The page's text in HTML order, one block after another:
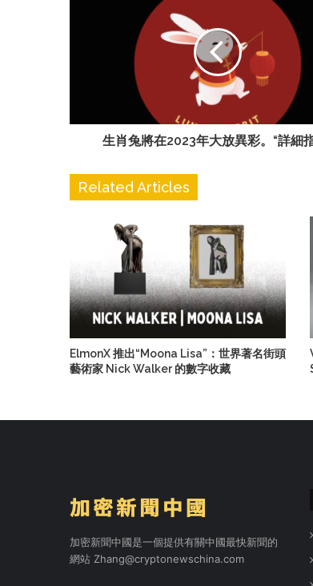
生肖兔將在2023年大放異彩。“詳細
Related Articles
ElmonX 推出“Moona Lisa”：世界著名街頭
藝術家 Nick Walker 的數字收藏
加密新聞中國是一個提供有關中國最快新聞的
網站 Zhang@cryptonewschina.com